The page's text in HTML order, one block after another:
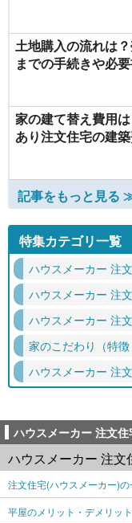
土地購入の流れは
までの手続きや必
家の建て替え費用
あり注文住宅の建
記事をもっと見る
特集カテゴリ一覧
ハウスメーカー 注
ハウスメーカー 注
ハウスメーカー 注
家のこだわり（特徴
ハウスメーカー 注
ハウスメーカー 注文
ハウスメーカー 注文
注文住宅(ハウスメーカー)
平屋のメリット・デメリッ